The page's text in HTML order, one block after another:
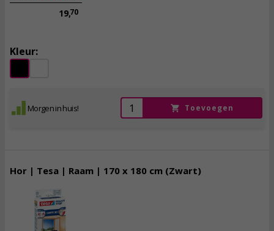
19,70
Kleur:
Morgen in huis! Toevoegen
Hor | Tesa | Raam | 170 x 180 cm (Zwart)